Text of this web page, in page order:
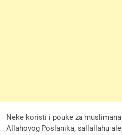
Neke koristi i pouke za
Allahovog Poslanika, sallallahu